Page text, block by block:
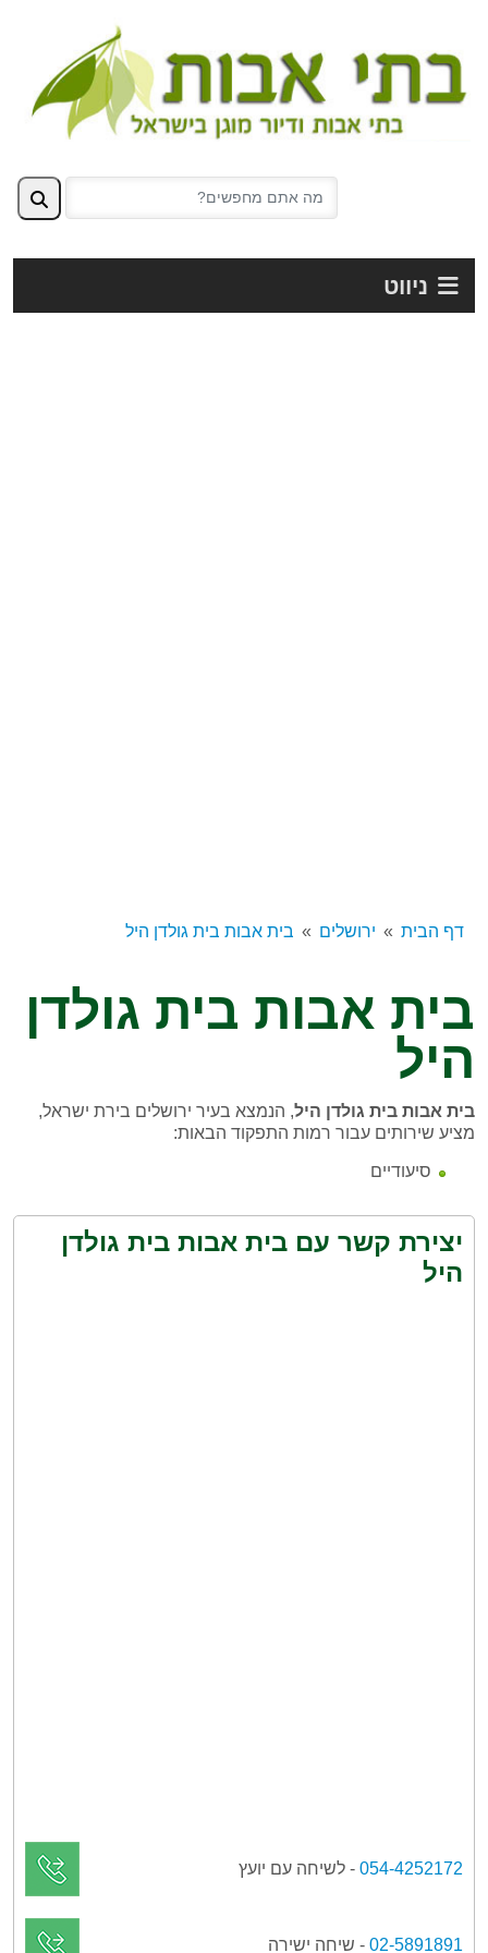
ניווט
דף הבית ירושלים בית אבות בית גולדן היל
בית אבות בית גולדן
היל
בית אבות בית גולדן היל, הנמצא בעיר ירושלים בירת ישראל,
מציע שירותים עבור רמות התפקוד הבאות:
סיעודיים
יצירת קשר עם בית אבות בית גולדן
היל
054-4252172 - לשיחה עם יועץ
02-5891891 - שיחה ישירה